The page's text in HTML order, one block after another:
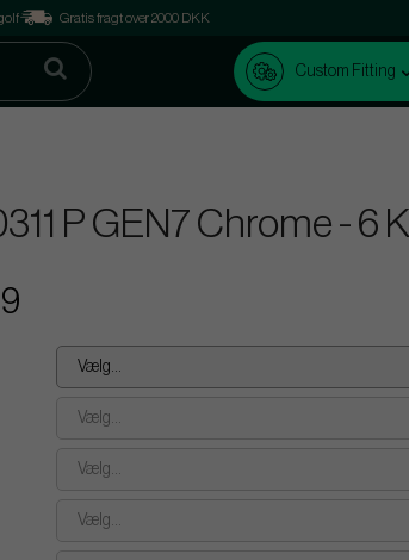
Gratis fragt over 2000 DKK
Custom Fitting
P GEN7 Chrome - 6
Vælg...
Vælg...
Vælg...
Vælg...